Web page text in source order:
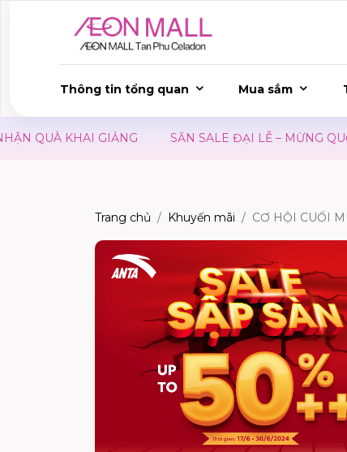
Thông tin tổng quan Mua sắm
QUÀ KHAI GIẢNG SĂN SALE ĐẠI LỄ – MỪNG QUỐC
Trang chủ Khuyến mãi CƠ HỘI CUỐI